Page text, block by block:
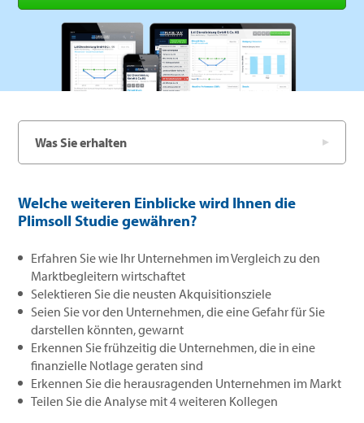
Was Sie erhalten
Welche weiteren Einblicke wird Ihnen die
Plimsoll Studie gewähren?
Erfahren Sie wie Ihr Unternehmen im Vergleich zu den
Marktbegleitern wirtschaftet
Selektieren Sie die neusten Akquisitionsziele
Seien Sie vor den Unternehmen, die eine Gefahr für Sie
darstellen könnten, gewarnt
Erkennen Sie frühzeitig die Unternehmen, die in eine
finanzielle Notlage geraten sind
Erkennen Sie die herausragenden Unternehmen im Markt
Teilen Sie die Analyse mit 4 weiteren Kollegen